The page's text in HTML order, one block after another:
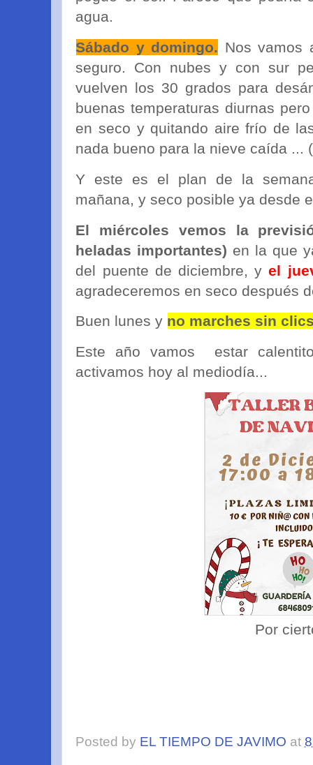
agua.
Sábado y domingo. Nos vamos
seguro. Con nubes y con sur
vuelven los 30 grados para
buenas temperaturas diurnas
en seco y quitando aire frío de
nada bueno para la nieve caída ...
Y este es el plan de la
mañana, y seco posible ya desde
El miércoles vemos la
heladas importantes) en la que
del puente de diciembre, yel
agradeceremos en seco después
Buen lunes y no marches sin
Este año vamos estar
activamos hoy al mediodía...
Por
Posted by EL TIEMPO DE JAVIMO at